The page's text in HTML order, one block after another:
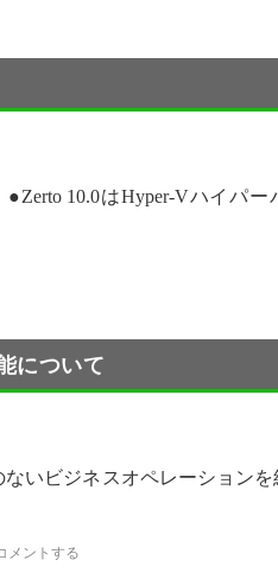
10.0はHyper-Vハイパ
について
いビジネスオペレーションを
メントする